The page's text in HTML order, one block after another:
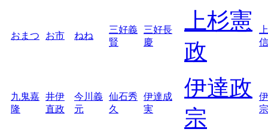
おまつ お市 ねね
三好義
賢
三好長
慶
上杉憲
政
信
九鬼嘉
隆
井伊
直政
今川義
元
仙石秀
久
伊達成
実
伊達政
宗
宗